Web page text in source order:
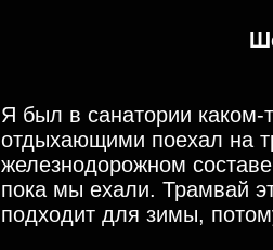
Я был в санатории каком-
отдыхающими поехал на
железнодорожном
пока мы ехали. Трамвай
подходит для зимы,